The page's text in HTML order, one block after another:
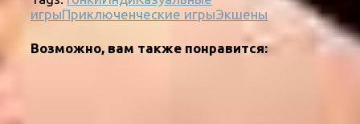
игрыПриключенческие игрыЭкшены
Возможно, вам также понравится: